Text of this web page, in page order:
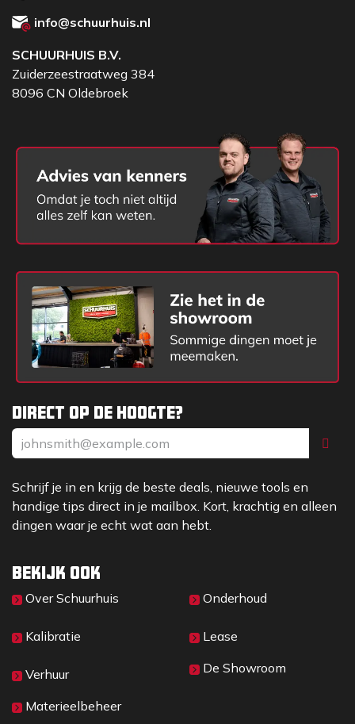
Direct op de hoogte?
Schrijf je in en krijg de beste deals, nieuwe tools en
handige tips direct in je mailbox. Kort, krachtig en alleen
dingen waar je echt wat aan hebt.
Bekijk ook
Over Sc​huurhuis
Kalibratie
Verhuur
Materieelbeheer
Onderhoud
Lease
De Showroom
info@schuurhuis.nl
SCHUURHUIS B.V.
Zuiderzeestraatweg 384
8096 CN Oldebroek